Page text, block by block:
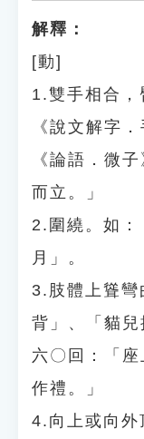
解釋：
[動]
1.雙手相合，
《說文解字
《論語．微
而立。」
2.圍繞。如：
月」。
3.肢體上聳彎
背」、「貓
六〇回：「
作禮。」
4.向上或向外